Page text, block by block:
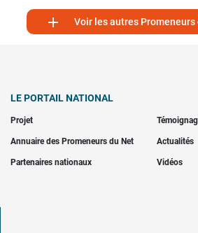
 Voir les autres
LE PORTAIL NATIONAL
Projet
Annuaire des Promeneurs du Net Actualités
Partenaires nationaux Vidéos